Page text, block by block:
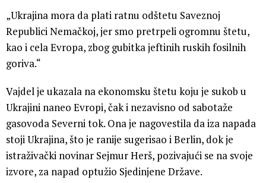
„Ukrajina mora da plati ratnu odštetu Saveznoj
Republici Nemačkoj, jer smo pretrpeli ogromnu štetu,
kao i cela Evropa, zbog gubitka jeftinih ruskih fosilnih
goriva.“
Vajdel je ukazala na ekonomsku štetu koju je sukob u
Ukrajini naneo Evropi, čak i nezavisno od sabotaže
gasovoda Severni tok. Ona je nagovestila da iza napada
stoji Ukrajina, što je ranije sugerisao i Berlin, dok je
istraživački novinar Sejmur Herš, pozivajući se na svoje
izvore, za napad optužio Sjedinjene Države.